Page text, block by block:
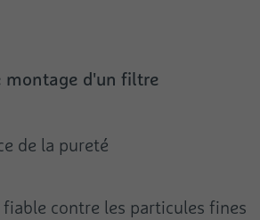
montage d'un filtre
de la pureté
contre les particules fines